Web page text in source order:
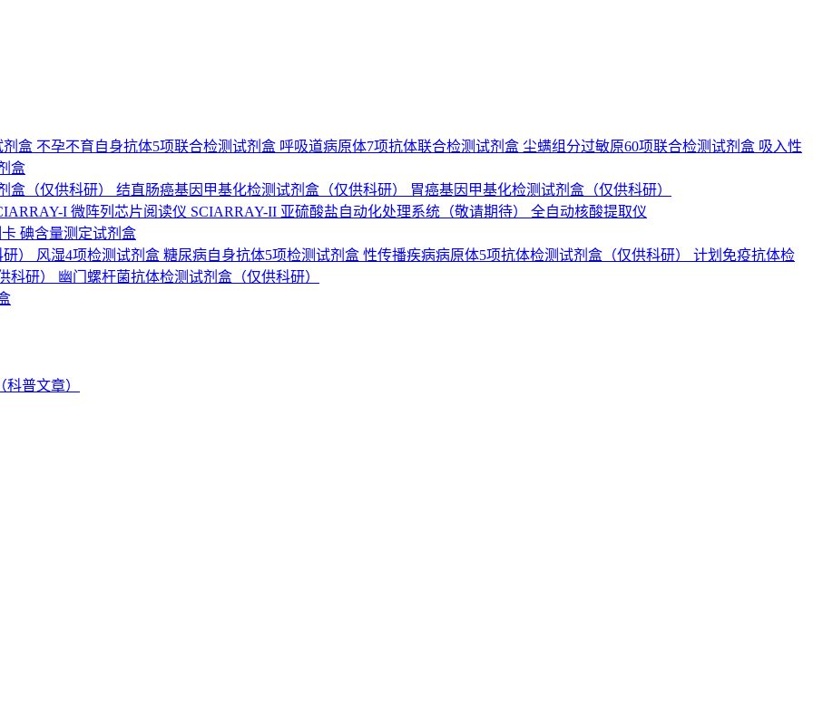
剂盒 不孕不育自身抗体5项联合检测试剂盒 呼吸道病原体7项抗体联合检测试剂盒 尘螨组分过敏原60项联合检测试剂盒 吸入性
盒
盒（仅供科研） 结直肠癌基因甲基化检测试剂盒（仅供科研）
胃癌基因甲基化检测试剂盒（仅供科研）
I 微阵列芯片阅读仪 SCIARRAY-II 亚硫酸盐自动化处理系统（敬请期待） 全自动核酸提取仪
碘含量测定试剂盒
） 风湿4项检测试剂盒 糖尿病自身抗体5项检测试剂盒 性传播疾病病原体5项抗体检测试剂盒（仅供科研） 计划免疫抗体检
科研）
幽门螺杆菌抗体检测试剂盒（仅供科研）
普文章）